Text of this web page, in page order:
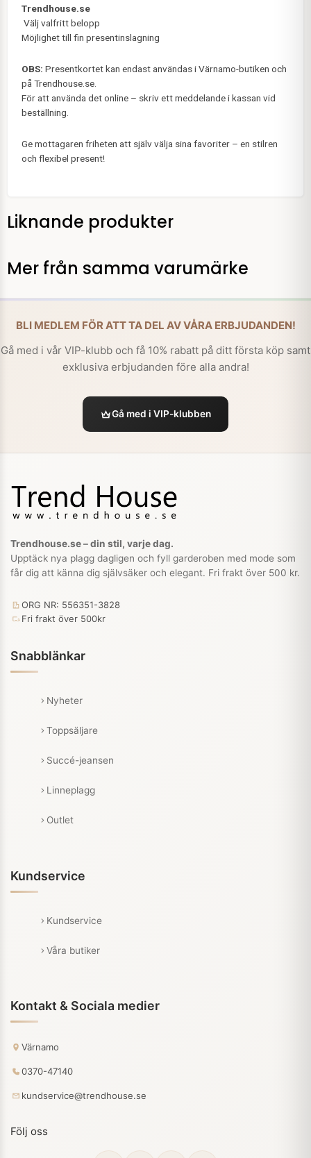
Trendhouse.se
️ Välj valfritt belopp
Möjlighet till fin presentinslagning
OBS: Presentkortet kan endast användas i Värnamo-butiken och
på Trendhouse.se.
För att använda det online – skriv ett meddelande i kassan vid
beställning.
Ge mottagaren friheten att själv välja sina favoriter – en stilren
och flexibel present!
Liknande produkter
Mer från samma varumärke
BLI MEDLEM FÖR ATT TA DEL AV VÅRA ERBJUDANDEN!
Gå med i vår VIP-klubb och få 10% rabatt på ditt första köp samt
exklusiva erbjudanden före alla andra!
Gå med i VIP-klubben
Trendhouse.se – din stil, varje dag.
Upptäck nya plagg dagligen och fyll garderoben med mode som
får dig att känna dig självsäker och elegant. Fri frakt över 500 kr.
ORG NR: 556351-3828
Fri frakt över 500kr
Snabblänkar
Nyheter
Toppsäljare
Succé-jeansen
Linneplagg
Outlet
Kundservice
Kundservice
Våra butiker
Kontakt & Sociala medier
Värnamo
0370-47140
kundservice@trendhouse.se
Följ oss